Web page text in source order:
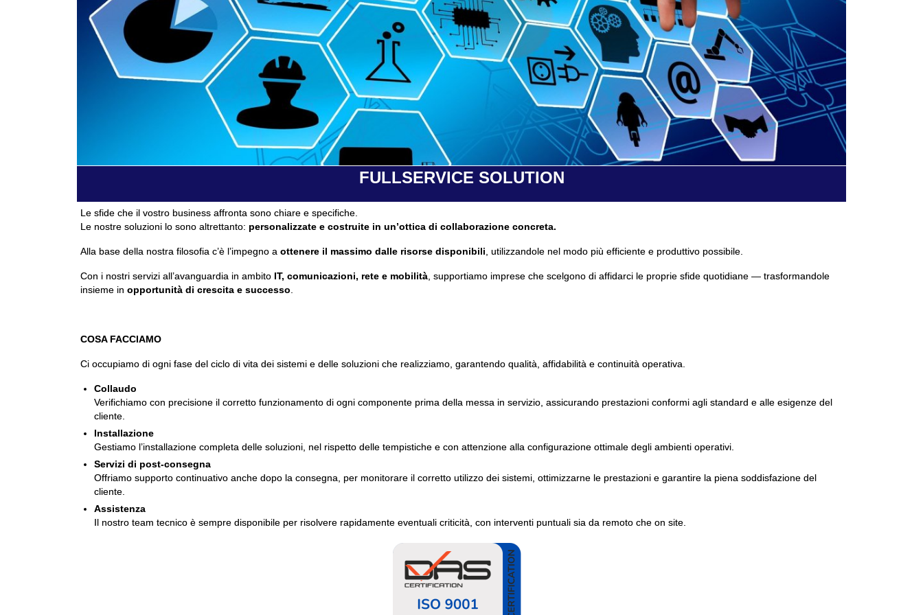
FULLSERVICE SOLUTION
Le sfide che il vostro business affronta sono chiare e specifiche.
Le nostre soluzioni lo sono altrettanto: personalizzate e costruite in un’ottica di collaborazione concreta.
Alla base della nostra filosofia c’è l’impegno a ottenere il massimo dalle risorse disponibili, utilizzandole nel modo più efficiente e produttivo possibile.
Con i nostri servizi all’avanguardia in ambito IT, comunicazioni, rete e mobilità, supportiamo imprese che scelgono di affidarci le proprie sfide quotidiane — trasformandole
insieme in opportunità di crescita e successo.
COSA FACCIAMO
Ci occupiamo di ogni fase del ciclo di vita dei sistemi e delle soluzioni che realizziamo, garantendo qualità, affidabilità e continuità operativa.
Collaudo
Verifichiamo con precisione il corretto funzionamento di ogni componente prima della messa in servizio, assicurando prestazioni conformi agli standard e alle esigenze del
cliente.
Installazione
Gestiamo l’installazione completa delle soluzioni, nel rispetto delle tempistiche e con attenzione alla configurazione ottimale degli ambienti operativi.
Servizi di post-consegna
Offriamo supporto continuativo anche dopo la consegna, per monitorare il corretto utilizzo dei sistemi, ottimizzarne le prestazioni e garantire la piena soddisfazione del
cliente.
Assistenza
Il nostro team tecnico è sempre disponibile per risolvere rapidamente eventuali criticità, con interventi puntuali sia da remoto che on site.